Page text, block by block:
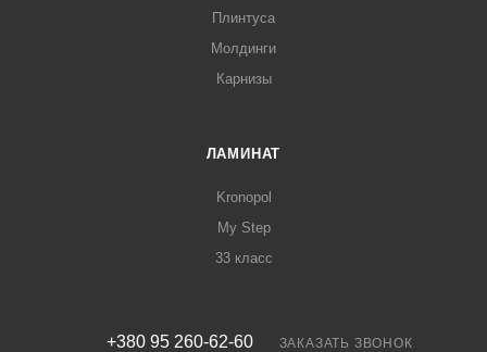
Плинтуса
Молдинги
Карнизы
ЛАМИНАТ
Kronopol
My Step
33 класс
+380 95 260-62-60 ЗАКАЗАТЬ ЗВОНОК